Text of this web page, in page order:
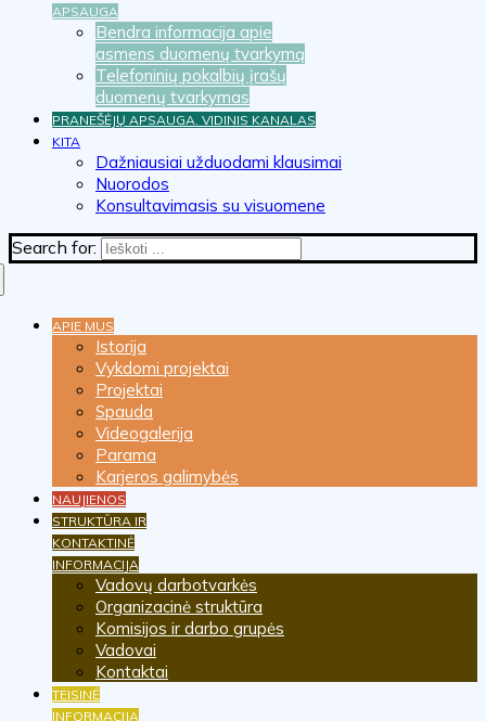
APSAUGA
Bendra informacija apie
asmens duomenų tvarkymą
Telefoninių pokalbių įrašų
duomenų tvarkymas
PRANEŠĖJŲ APSAUGA. VIDINIS KANALAS
KITA
Dažniausiai užduodami klausimai
Nuorodos
Konsultavimasis su visuomene
Search for:
APIE MUS
Istorija
Vykdomi projektai
Projektai
Spauda
Videogalerija
Parama
Karjeros galimybės
NAUJIENOS
STRUKTŪRA IR
KONTAKTINĖ
INFORMACIJA
Vadovų darbotvarkės
Organizacinė struktūra
Komisijos ir darbo grupės
Vadovai
Kontaktai
TEISINĖ
INFORMACIJA